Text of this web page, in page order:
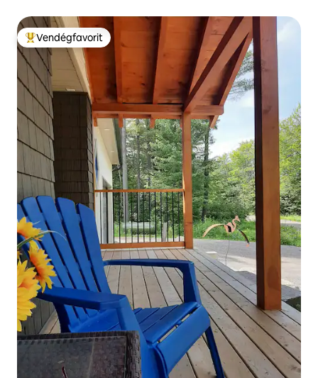
Kiemelt vendégfavorit
Vendégfavorit